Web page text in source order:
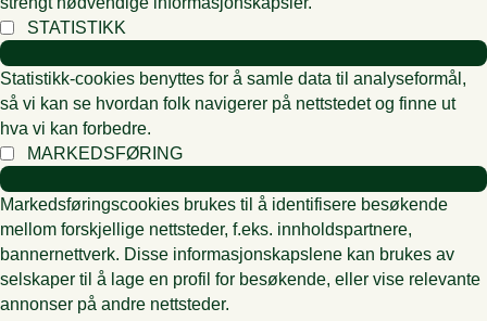
STATISTIKK
Statistikk-cookies benyttes for å samle data til analyseformål,
så vi kan se hvordan folk navigerer på nettstedet og finne ut
hva vi kan forbedre.
MARKEDSFØRING
Markedsføringscookies brukes til å identifisere besøkende
mellom forskjellige nettsteder, f.eks. innholdspartnere,
bannernettverk. Disse informasjonskapslene kan brukes av
selskaper til å lage en profil for besøkende, eller vise relevante
annonser på andre nettsteder.